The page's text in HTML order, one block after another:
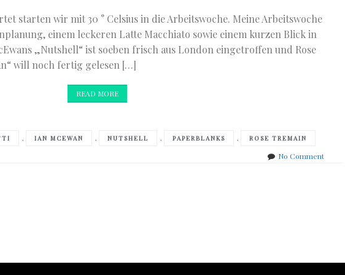
starten wir mit 30 ° Celsius in die Arbeitswoche. Meine Arbeitswoche
einem leckeren Latte Macchiato sowie einem kurzen Blick in
„Nutshell“ ist soeben frisch aus London eingetroffen und Rose
will noch fertig gelesen […]
READ MORE
, IAN MCEWAN , NUTSHELL , PAPERBLANKS , ROSE TREMAIN
No Commenton